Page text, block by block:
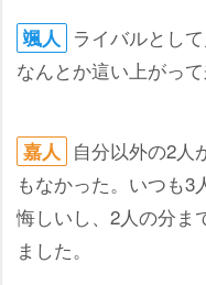
颯人 ライバルとし
なんとか這い上がっ
嘉人 自分以外の2人
もなかった。いつも3
悔しいし、2人の分ま
ました。